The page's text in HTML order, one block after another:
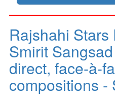
Rajshahi Stars
Smirit
direct, face-à-
compositions -